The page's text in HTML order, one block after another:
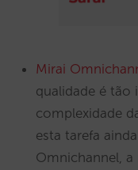
Mirai
qualidade é tão
complexidade
esta tarefa
Omnichannel,